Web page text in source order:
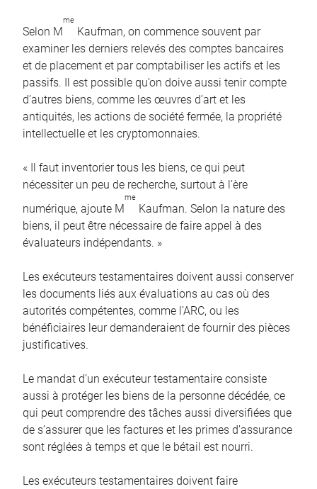
Selon M
me
Kaufman, on commence souvent par
examiner les derniers relevés des comptes bancaires
et de placement et par comptabiliser les actifs et les
passifs. Il est possible qu’on doive aussi tenir compte
d’autres biens, comme les œuvres d’art et les
antiquités, les actions de société fermée, la propriété
intellectuelle et les cryptomonnaies.
« Il faut inventorier tous les biens, ce qui peut
nécessiter un peu de recherche, surtout à l’ère
numérique, ajoute M
me
Kaufman. Selon la nature des
biens, il peut être nécessaire de faire appel à des
évaluateurs indépendants. »
Les exécuteurs testamentaires doivent aussi conserver
les documents liés aux évaluations au cas où des
autorités compétentes, comme l’ARC, ou les
bénéficiaires leur demanderaient de fournir des pièces
justificatives.
Le mandat d’un exécuteur testamentaire consiste
aussi à protéger les biens de la personne décédée, ce
qui peut comprendre des tâches aussi diversifiées que
de s’assurer que les factures et les primes d’assurance
sont réglées à temps et que le bétail est nourri.
Les exécuteurs testamentaires doivent faire